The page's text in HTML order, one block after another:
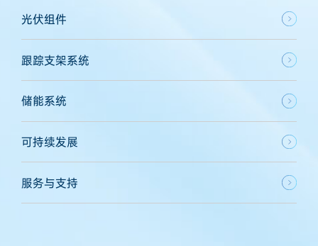
光伏组件
跟踪支架系统
储能系统
可持续发展
服务与支持